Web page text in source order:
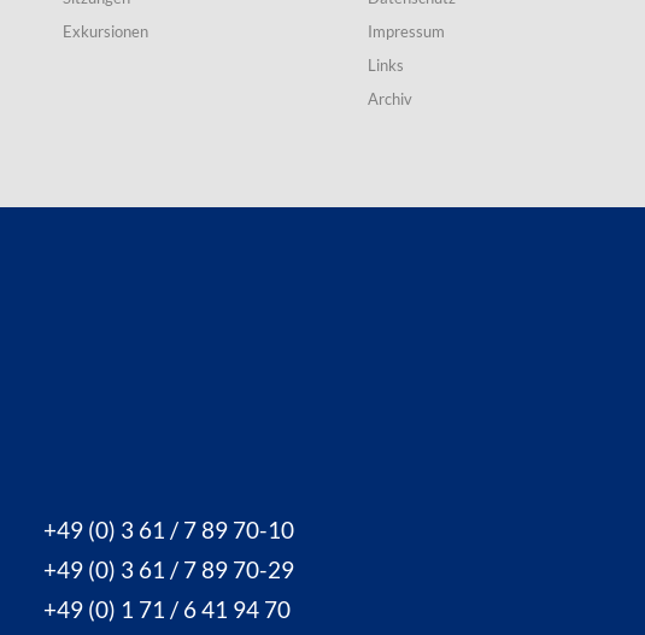
Exkursionen
Impressum
Links
Archiv
+49 (0) 3 61 / 7 89 70-10
+49 (0) 3 61 / 7 89 70-29
+49 (0) 1 71 / 6 41 94 70